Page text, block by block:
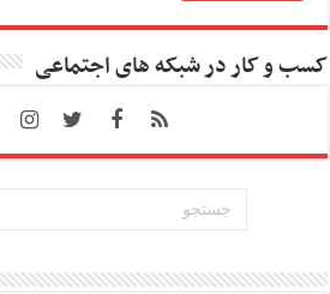
کسب و کار در شبکه های اجتماعی